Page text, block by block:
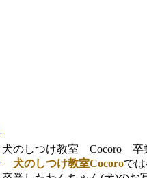
犬のしつけ教室 Cocoro 卒
犬のしつけ教室Cocoroで